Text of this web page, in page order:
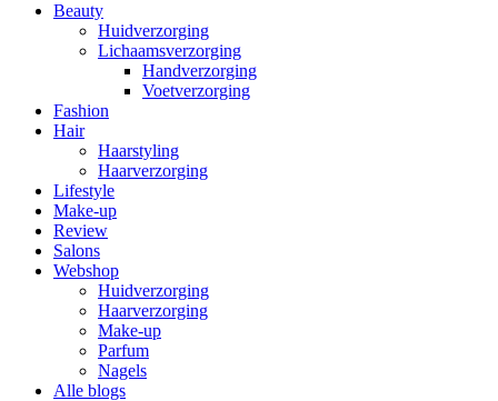
Beauty
Huidverzorging
Lichaamsverzorging
Handverzorging
Voetverzorging
Fashion
Hair
Haarstyling
Haarverzorging
Lifestyle
Make-up
Review
Salons
Webshop
Huidverzorging
Haarverzorging
Make-up
Parfum
Nagels
Alle blogs